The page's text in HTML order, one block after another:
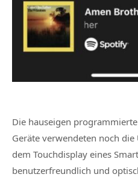
Die hauseigen
Geräte verwendeten noch
dem Touchdisplay eines
benutzerfreundlich und